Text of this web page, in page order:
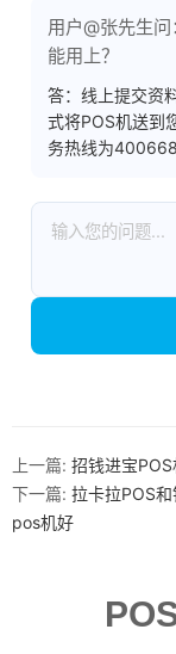
用户@张先生
能用上？
答：线上提交资
式将POS机送到
务热线为
上一篇: 招钱进宝
下一篇: 拉卡拉POS
pos机好